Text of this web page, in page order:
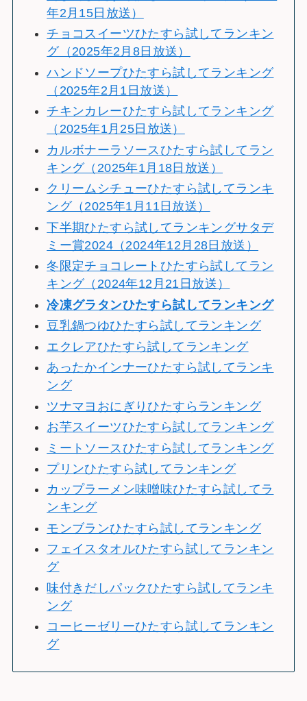
年2月15日放送）
チョコスイーツひたすら試してランキン
グ（2025年2月8日放送）
ハンドソープひたすら試してランキング
（2025年2月1日放送）
チキンカレーひたすら試してランキング
（2025年1月25日放送）
カルボナーラソースひたすら試してラン
キング（2025年1月18日放送）
クリームシチューひたすら試してランキ
ング（2025年1月11日放送）
下半期ひたすら試してランキングサタデ
ミー賞2024（2024年12月28日放送）
冬限定チョコレートひたすら試してラン
キング（2024年12月21日放送）
冷凍グラタンひたすら試してランキング
豆乳鍋つゆひたすら試してランキング
エクレアひたすら試してランキング
あったかインナーひたすら試してランキ
ング
ツナマヨおにぎりひたすらランキング
お芋スイーツひたすら試してランキング
ミートソースひたすら試してランキング
プリンひたすら試してランキング
カップラーメン味噌味ひたすら試してラ
ンキング
モンブランひたすら試してランキング
フェイスタオルひたすら試してランキン
グ
味付きだしパックひたすら試してランキ
ング
コーヒーゼリーひたすら試してランキン
グ